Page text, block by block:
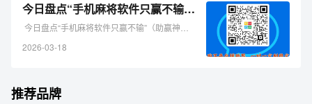
今日盘点“手机麻将软件只赢不输”（助赢神器购买）-哔哩哔哩
2026-03-18
推荐品牌